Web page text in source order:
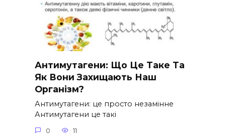
Антимутагени: Що Це Таке Та
Як Вони Захищають Наш
Організм?
Антимутагени: це просто незамінне
Антимутагени це такі
0 11